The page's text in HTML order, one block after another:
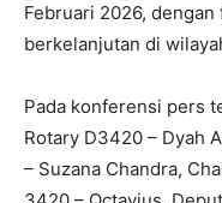
Februari 2026,
berkelanjutan di
Pada konferensi pers
Rotary D3420 – Dyah
– Suzana Chandra,